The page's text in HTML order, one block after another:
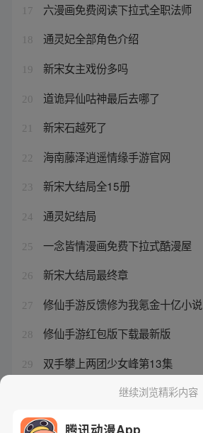
17 六漫画免费阅读下拉式全职法师
18 通灵妃全部角色介绍
19 新宋女主戏份多吗
20 道诡异仙咕神最后去哪了
21 新宋石越死了
22 海南藤泽逍遥情缘手游官网
23 新宋大结局全15册
24 通灵妃结局
25 一念皆情漫画免费下拉式酷漫屋
26 新宋大结局最终章
27 修仙手游反馈修为我氪金十亿小说
28 修仙手游红包版下载最新版
29 双手攀上两团少女峰第13集
漫画酷漫屋全集免费继续浏览精彩内容
腾讯动漫App